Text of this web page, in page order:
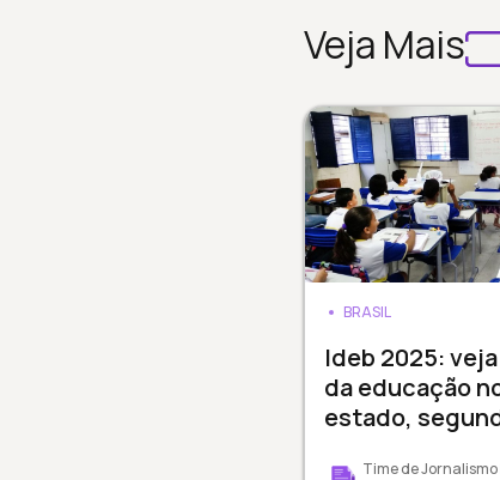
Veja Mais
BRASIL
Ideb 2025:
da educação
estado,
Time de